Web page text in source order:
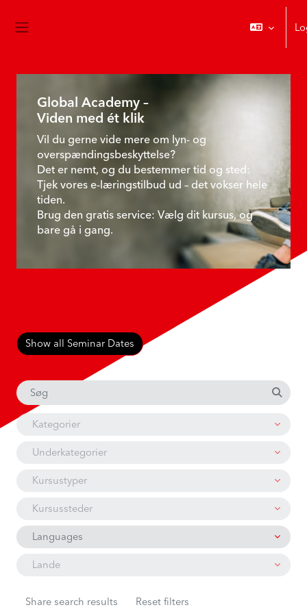
Hovedindholdsblokke
Global Academy –
Viden med ét klik
Vil du gerne vide mere om lyn- og
overspændingsbeskyttelse?
Det er nemt, og du bestemmer tid og sted:
Tjek vores e-læringstilbud ud – det vokser hele
tiden.
Brug den gratis service: Vælg dit kursus, og
bare gå i gang.
Show all Seminar Dates
Kategorier
Underkategorier
Kursustyper
Kursussteder
Languages
Lande
Share search results Reset filters